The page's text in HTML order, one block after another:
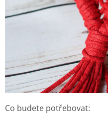
Co budete potřebovat: